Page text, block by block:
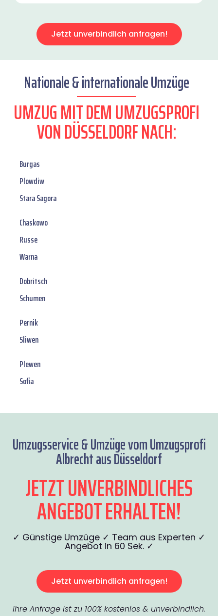
Jetzt unverbindlich anfragen!
Nationale & internationale Umzüge
UMZUG MIT DEM UMZUGSPROFI
VON DÜSSELDORF NACH:
Burgas
Plowdiw
Stara Sagora
Chaskowo
Russe
Warna
Dobritsch
Schumen
Pernik
Sliwen
Plewen
Sofia
Umzugsservice & Umzüge vom Umzugsprofi
Albrecht aus Düsseldorf
JETZT UNVERBINDLICHES
ANGEBOT ERHALTEN!
✓ Günstige Umzüge ✓ Team aus Experten ✓
Angebot in 60 Sek. ✓
Jetzt unverbindlich anfragen!
Ihre Anfrage ist zu 100% kostenlos & unverbindlich.